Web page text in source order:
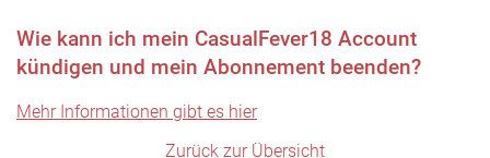
Wie kann ich mein CasualFever18 Account
kündigen und mein Abonnement beenden?
Mehr Informationen gibt es hier
Zurück zur Übersicht